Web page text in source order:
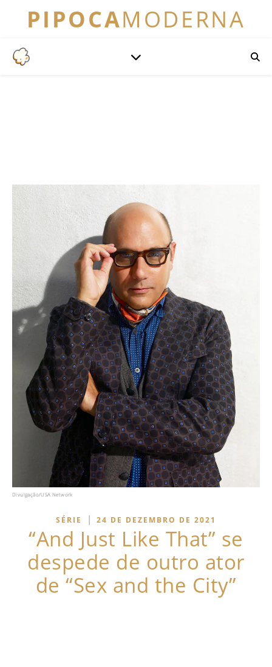
PIPOCAMODERNA
Divulgação/USA Network
SÉRIE | 24 DE DEZEMBRO DE 2021
“And Just Like That” se
despede de outro ator
de “Sex and the City”